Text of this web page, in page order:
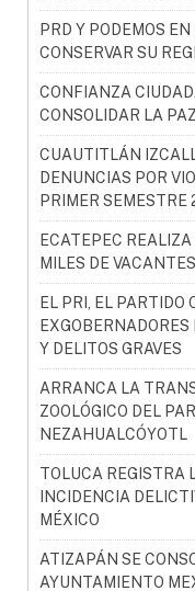
PRD Y PODEMOS
CONSERVAR SU
CONFIANZA
CONSOLIDAR LA
CUAUTITLÁN
DENUNCIAS POR
PRIMER SEMESTRE
ECATEPEC
MILES DE
EL PRI, EL PARTIDO
Y DELITOS GRAVES
ARRANCA LA
ZOOLÓGICO DEL
NEZAHUALCÓYOTL
TOLUCA REGISTRA
INCIDENCIA
MÉXICO
ATIZAPÁN SE
AYUNTAMIENTO